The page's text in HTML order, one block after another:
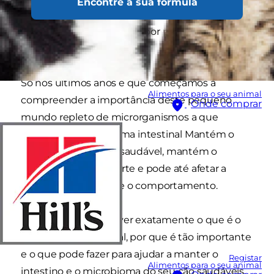
Alimentos para o seu animal
Onde comprar
Registar
Alimentos para o seu animal
alguns cães apresentam problemas recorrentes,
que podem ser causados por perturbações no
microbioma.
Só nos últimos anos é que começámos a
compreender a importância deste pequeno
mundo repleto de microrganismos a que
chamamos microbioma intestinal Mantém o
intestino do seu cão saudável, mantém o
sistema imunitário forte e pode até afetar a
obesidade, o humor e o comportamento.
Neste artigo, vamos ver exatamente o que é o
microbioma intestinal, por que é tão importante
e o que pode fazer para ajudar a manter o
intestino e o microbioma do seu cão saudáveis.